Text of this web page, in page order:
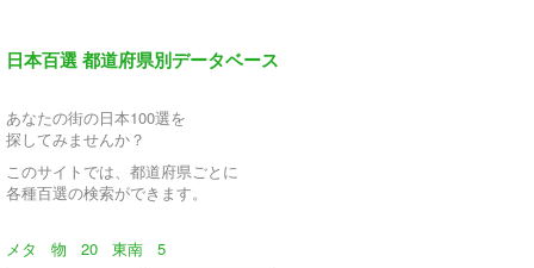
日本百選 都道府県別データベース
あなたの街の日本100選を
探してみませんか？
このサイトでは、都道府県ごとに
各種百選の検索ができます。
メタ 物 20 東南 5